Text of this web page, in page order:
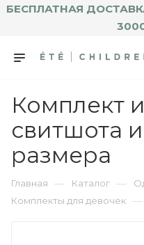
БЕСПЛАТНАЯ
Комплект
свитшота
размера
Главная — Каталог —
Комплекты для девочек —